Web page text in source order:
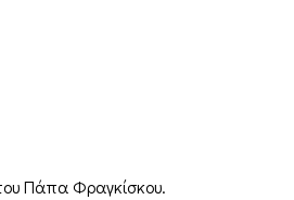
Πάπα Φραγκίσκου.